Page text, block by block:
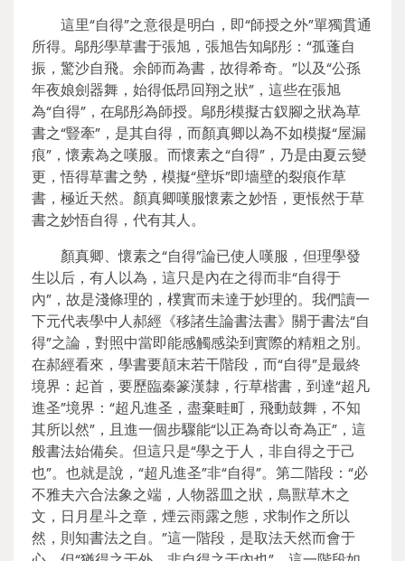
這里“自得”之意很是明白，即“師授之外”單獨貫通
所得。鄔彤學草書于張旭，張旭告知鄔彤：“孤蓬自
振，驚沙自飛。余師而為書，故得希奇。”以及“公孫
年夜娘劍器舞，始得低昂回翔之狀”，這些在張旭
為“自得”，在鄔彤為師授。鄔彤模擬古釵腳之狀為草
書之“豎牽”，是其自得，而顏真卿以為不如模擬“屋漏
痕”，懷素為之嘆服。而懷素之“自得”，乃是由夏云變
更，悟得草書之勢，模擬“壁坼”即墻壁的裂痕作草
書，極近天然。顏真卿嘆服懷素之妙悟，更悵然于草
書之妙悟自得，代有其人。
顏真卿、懷素之“自得”論已使人嘆服，但理學發
生以后，有人以為，這只是內在之得而非“自得于
內”，故是淺條理的，樸實而未達于妙理的。我們讀一
下元代表學中人郝經《移諸生論書法書》關于書法“自
得”之論，對照中當即能感觸感染到實際的精粗之別。
在郝經看來，學書要顛末若干階段，而“自得”是最終
境界：起首，要歷臨秦篆漢隸，行草楷書，到達“超凡
進圣”境界：“超凡進圣，盡棄畦町，飛動鼓舞，不知
其所以然”，且進一個步驟能“以正為奇以奇為正”，這
般書法始備矣。但這只是“學之于人，非自得之于己
也”。也就是說，“超凡進圣”非“自得”。第二階段：“必
不雅夫六合法象之端，人物器皿之狀，鳥獸草木之
文，日月星斗之章，煙云雨露之態，求制作之所以
然，則知書法之自。”這一階段，是取法天然而會于